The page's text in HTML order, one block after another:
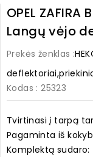
OPEL
Langų vėjo
Prekės ženklas :
Kodas : 25323
Tvirtinasi į tarpą
Pagaminta iš
Komplektą